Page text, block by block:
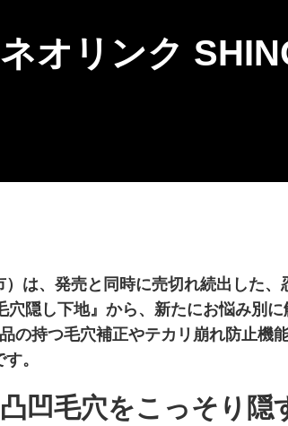
オリンク
は、発売と同時に売切れ続出した
隠し下地』から、新たにお悩み別
の持つ毛穴補正やテカリ崩れ防止機
。
凹毛穴をこっそり隠